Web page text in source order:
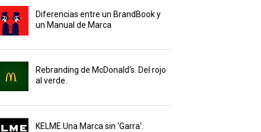
Diferencias entre un BrandBook y
un Manual de Marca
Rebranding de McDonald's. Del rojo
al verde.
KELME.Una Marca sin 'Garra'.